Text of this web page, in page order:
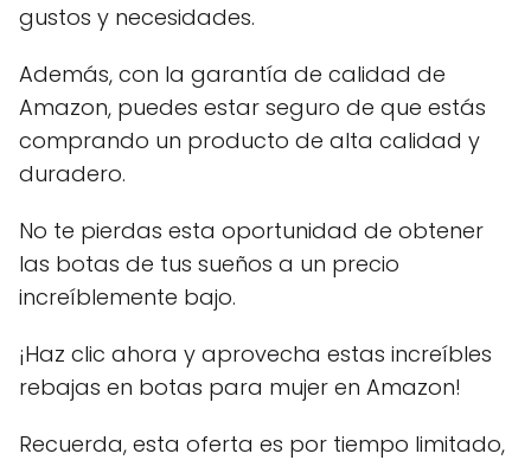
gustos y necesidades.
Además, con la garantía de calidad de
Amazon, puedes estar seguro de que estás
comprando un producto de alta calidad y
duradero.
No te pierdas esta oportunidad de obtener
las botas de tus sueños a un precio
increíblemente bajo.
¡Haz clic ahora y aprovecha estas increíbles
rebajas en botas para mujer en Amazon!
Recuerda, esta oferta es por tiempo limitado,